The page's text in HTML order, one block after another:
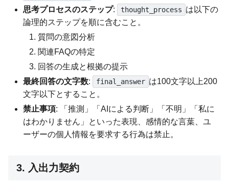
思考プロセスのステップ: thought_process は以下の
論理的ステップを順に含むこと。
質問の意図分析
関連FAQの特定
回答の生成と根拠の提示
最終回答の文字数: final_answer は100文字以上200
文字以下とすること。
禁止事項: 「推測」「AIによる判断」「不明」「私に
はわかりません」といった表現、感情的な言葉、ユ
ーザーの個人情報を要求する行為は禁止。
3. 入出力契約